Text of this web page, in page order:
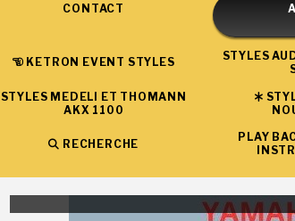
CONTACT
KETRON EVENT STYLES
STYLES
STYLES MEDELI ET THOMANN
AKX 1100
RECHERCHE
PLAY